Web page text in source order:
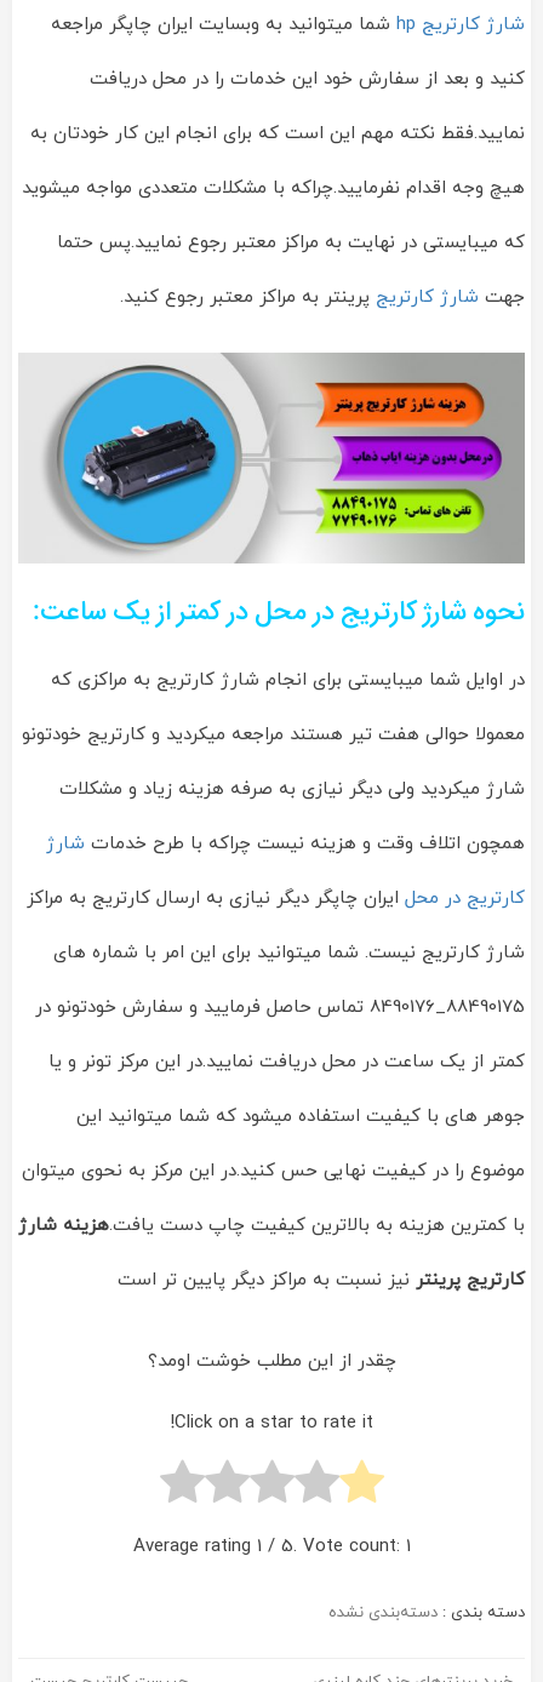
شارژ کارتریج hp شما میتوانید به وبسایت ایران چاپگر مراجعه
کنید و بعد از سفارش خود این خدمات را در محل دریافت
نمایید.فقط نکته مهم این است که برای انجام این کار خودتان به
هیچ وجه اقدام نفرمایید.چراکه با مشکلات متعددی مواجه میشوید
که میبایستی در نهایت به مراکز معتبر رجوع نمایید.پس حتما
جهت شارژ کارتریج پرینتر به مراکز معتبر رجوع کنید.
نحوه شارژ کارتریج در محل در کمتر از یک ساعت:
در اوایل شما میبایستی برای انجام شارژ کارتریج به مراکزی که
معمولا حوالی هفت تیر هستند مراجعه میکردید و کارتریج خودتونو
شارژ میکردید ولی دیگر نیازی به صرفه هزینه زیاد و مشکلات
همچون اتلاف وقت و هزینه نیست چراکه با طرح خدمات شارژ
کارتریج در محل ایران چاپگر دیگر نیازی به ارسال کارتریج به مراکز
شارژ کارتریج نیست. شما میتوانید برای این امر با شماره های
88490175_8490176 تماس حاصل فرمایید و سفارش خودتونو در
کمتر از یک ساعت در محل دریافت نمایید.در این مرکز تونر و یا
جوهر های با کیفیت استفاده میشود که شما میتوانید این
موضوع را در کیفیت نهایی حس کنید.در این مرکز به نحوی میتوان
با کمترین هزینه به بالاترین کیفیت چاپ دست یافت.هزینه شارژ
کارتریج پرینتر نیز نسبت به مراکز دیگر پایین تر است
چقدر از این مطلب خوشت اومد؟
Click on a star to rate it!
Average rating 1 / 5. Vote count: 1
دسته بندی : دسته‌بندی نشده